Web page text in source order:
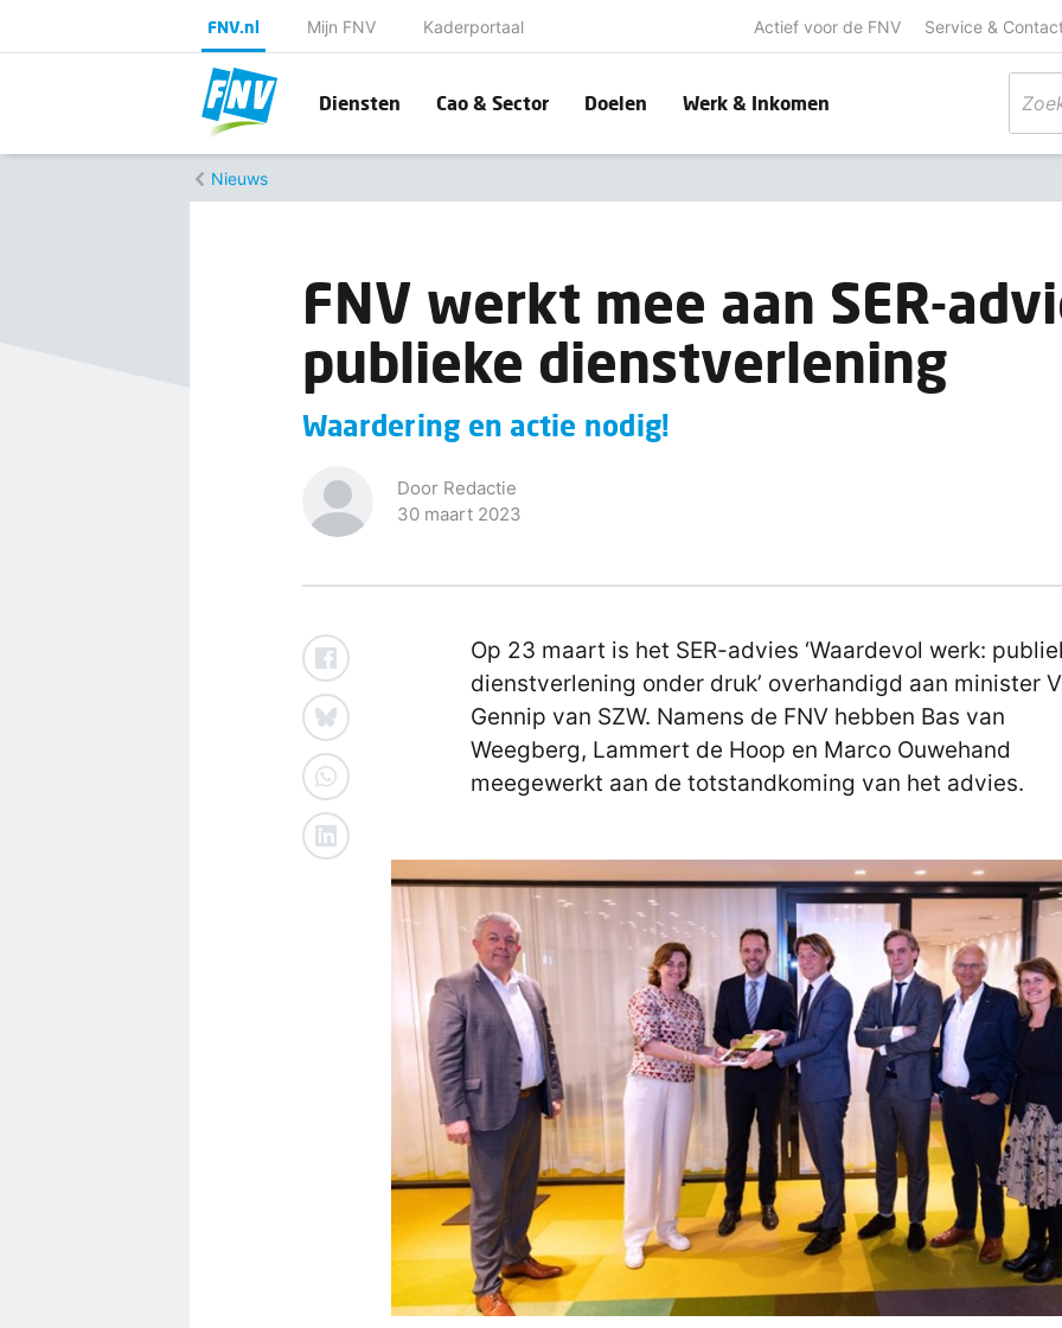
FNV.nl Mijn FNV Kaderportaal Actief voor de FNV Service &
Diensten Cao & Sector Doelen Werk & Inkomen
Nieuws
FNV werkt mee aan SER-
publieke dienstverlening
Waardering en actie nodig!
Door Redactie
30 maart 2023
Op 23 maart is het SER-advies ‘Waardevol werk:
dienstverlening onder druk’ overhandigd aan minister
Gennip van SZW. Namens de FNV hebben Bas van
Weegberg, Lammert de Hoop en Marco Ouwehand
meegewerkt aan de totstandkoming van het advies.